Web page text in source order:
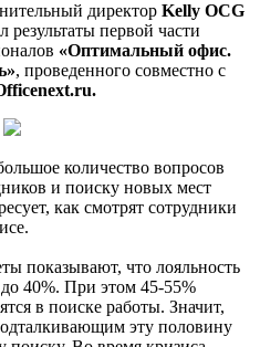
директор Kelly OCG
результаты первой части
«Оптимальный офис.
, проведенного совместно с
количество вопросов
и поиску новых мест
как смотрят сотрудники
показывают, что лояльность
до 40%. При этом 45-55%
в поиске работы. Значит,
эту половину